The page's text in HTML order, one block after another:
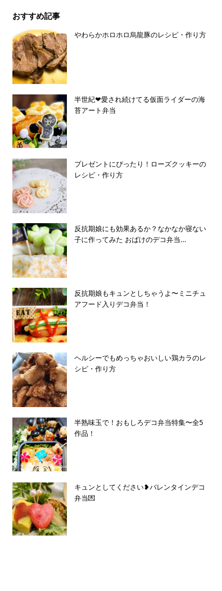
おすすめ記事
やわらかホロホロ烏龍豚のレシピ・作り方
半世紀❤︎愛され続けてる仮面ライダーの海
苔アート弁当
プレゼントにぴったり！ローズクッキーの
レシピ・作り方
反抗期娘にも効果あるか？なかなか寝ない
子に作ってみた おばけのデコ弁当...
反抗期娘もキュンとしちゃうよ〜ミニチュ
アフード入りデコ弁当！
ヘルシーでもめっちゃおいしい鶏カラのレ
シピ・作り方
半熟味玉で！おもしろデコ弁当特集〜全5
作品！
キュンとしてください❥バレンタインデコ
弁当💌